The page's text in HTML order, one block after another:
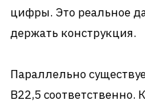
цифры. Это реальное
держать конструкция.
Параллельно
В22,5 соответственно.